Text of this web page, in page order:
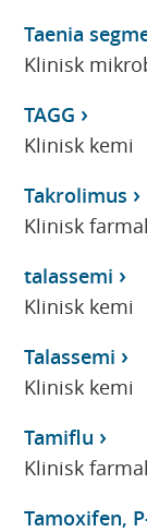
Taenia
Klinisk
TAGG
Klinisk kemi
Takrolimus
Klinisk
talassemi
Klinisk kemi
Talassemi
Klinisk kemi
Tamiflu
Klinisk
Tamoxifen,